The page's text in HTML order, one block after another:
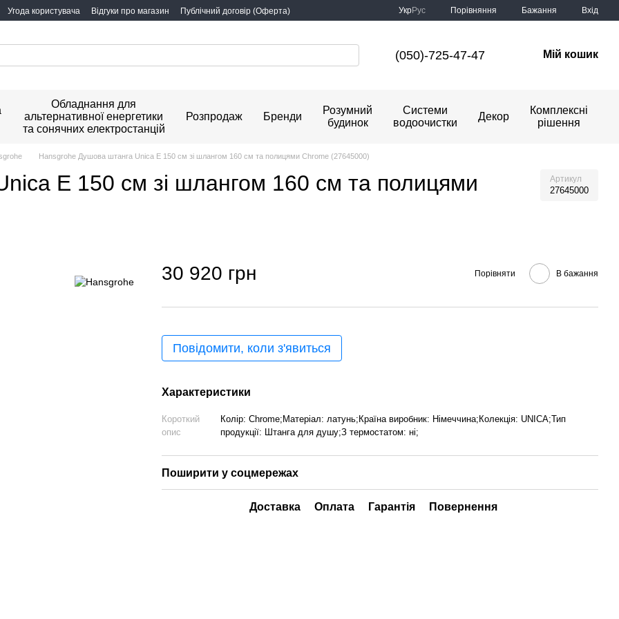
Угода користувача Відгуки про магазин Публічний договір (Оферта) УкрРус Порівняння Бажання Вхід
(050)-725-47-47 Мій кошик
Обладнання для
альтернативної енергетики
та сонячних електростанцій
Розпродаж Бренди
Розумний
будинок
Системи
водоочистки
Декор
Комплексні
рішення
Hansgrohe Душова штанга Unica E 150 см зі шлангом 160 см та полицями Сhrome (27645000)
E 150 см зі шлангом 160 см та полицями
Артикул
27645000
30 920 грн Порівняти В бажання
Повідомити, коли з'явиться
Характеристики
Короткий
опис
Колір: Chrome;Матеріал: латунь;Країна виробник: Німеччина;Колекція: UNICA;Тип
продукції: Штанга для душу;З термостатом: ні;
Поширити у соцмережах
Доставка Оплата Гарантія Повернення